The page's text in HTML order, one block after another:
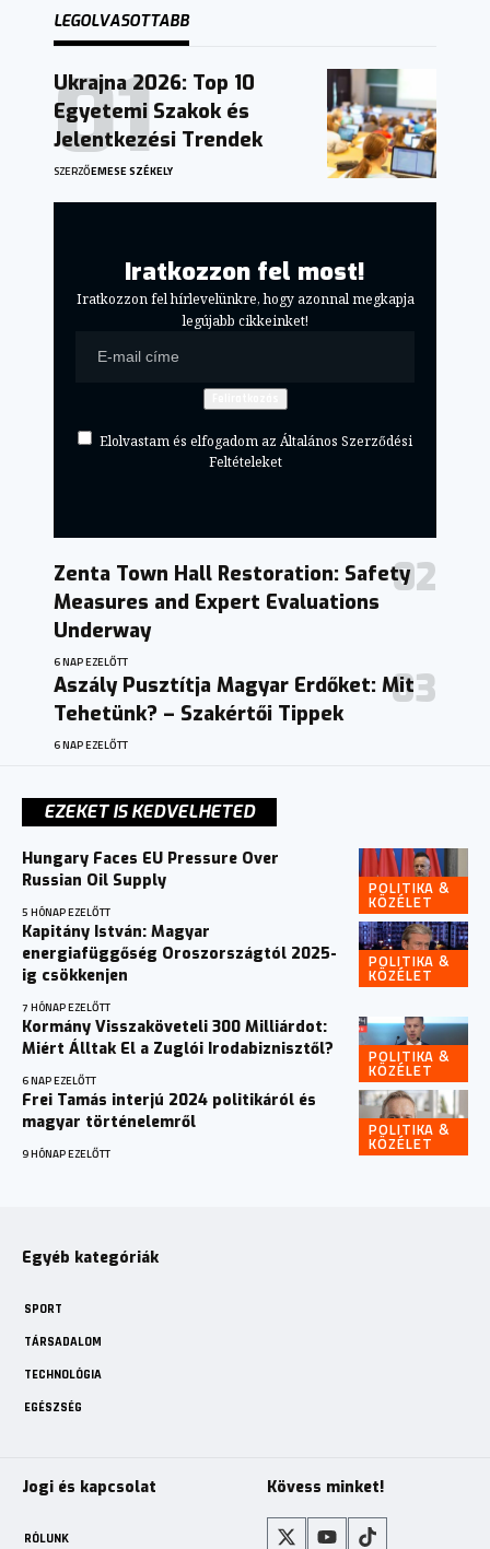
LEGOLVASOTTABB
Ukrajna 2026: Top 10
Egyetemi Szakok és
Jelentkezési Trendek
SZERZŐEMESE SZÉKELY
Iratkozzon fel most!
Iratkozzon fel hírlevelünkre, hogy azonnal megkapja
legújabb cikkeinket!
Elolvastam és elfogadom az Általános Szerződési
Feltételeket
Zenta Town Hall Restoration: Safety
Measures and Expert Evaluations
Underway
6 NAP EZELŐTT
Aszály Pusztítja Magyar Erdőket: Mit
Tehetünk? – Szakértői Tippek
6 NAP EZELŐTT
EZEKET IS KEDVELHETED
POLITIKA &
KÖZÉLET
Hungary Faces EU Pressure Over
Russian Oil Supply
5 HÓNAP EZELŐTT
POLITIKA &
KÖZÉLET
Kapitány István: Magyar
energiafüggőség Oroszországtól 2025-
ig csökkenjen
7 HÓNAP EZELŐTT
POLITIKA &
KÖZÉLET
Kormány Visszaköveteli 300 Milliárdot:
Miért Álltak El a Zuglói Irodabiznisztől?
6 NAP EZELŐTT
POLITIKA &
KÖZÉLET
Frei Tamás interjú 2024 politikáról és
magyar történelemről
9 HÓNAP EZELŐTT
Egyéb kategóriák
SPORT
TÁRSADALOM
TECHNOLÓGIA
EGÉSZSÉG
Jogi és kapcsolat
RÓLUNK
Kövess minket!